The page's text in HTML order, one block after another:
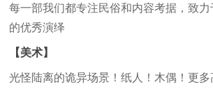
每一部我们都专注民俗和内容考据，致
的优秀演绎
【美术】
光怪陆离的诡异场景！纸人！木偶！更多